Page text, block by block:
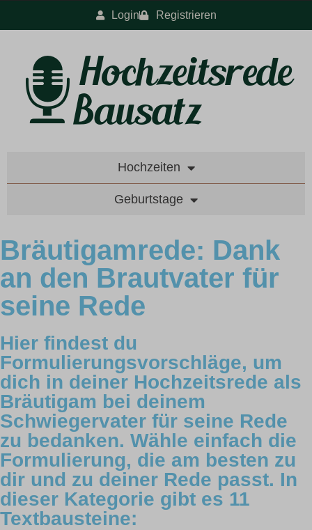
Login Registrieren
Hochzeiten
Geburtstage
Bräutigamrede: Dank
an den Brautvater für
seine Rede
Hier findest du
Formulierungsvorschläge, um
dich in deiner Hochzeitsrede als
Bräutigam bei deinem
Schwiegervater für seine Rede
zu bedanken. Wähle einfach die
Formulierung, die am besten zu
dir und zu deiner Rede passt. In
dieser Kategorie gibt es 11
Textbausteine: